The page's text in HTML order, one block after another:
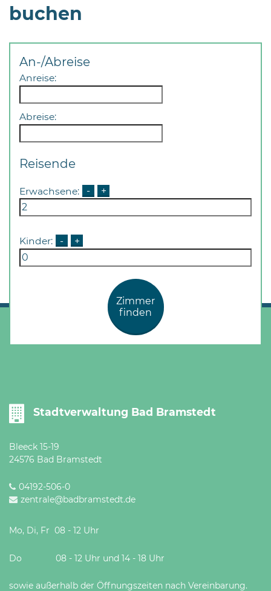
buchen
An-/Abreise
Anreise:
Abreise:
Reisende
Erwachsene: - +
Kinder: - +
Zimmer
finden
Stadtverwaltung Bad Bramstedt
Bleeck 15-19
24576 Bad Bramstedt
04192-506-0
zentrale@badbramstedt.de
Mo, Di, Fr 08 - 12 Uhr
Do 08 - 12 Uhr und 14 - 18 Uhr
sowie außerhalb der Öffnungszeiten nach Vereinbarung.